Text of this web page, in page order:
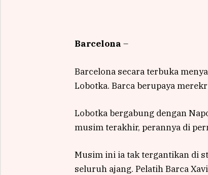
Barcelona –
Barcelona secara terbuka
Lobotka. Barca berupaya
Lobotka bergabung dengan
musim terakhir, perannya di
Musim ini ia tak tergantikan di
seluruh ajang. Pelatih Barca